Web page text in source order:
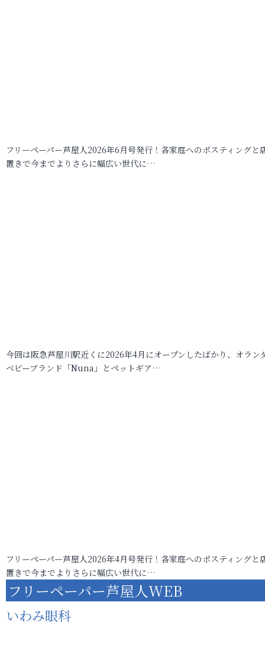
フリーペーパー芦屋人2026年6月号発行！各家庭へのポスティングと
置きで今までよりさらに幅広い世代に…
今回は阪急芦屋川駅近くに2026年4月にオープンしたばかり、オラン
ベビーブランド「Nuna」とペットギア…
フリーペーパー芦屋人2026年4月号発行！各家庭へのポスティングと
置きで今までよりさらに幅広い世代に…
フリーペーパー芦屋人WEB
いわみ眼科